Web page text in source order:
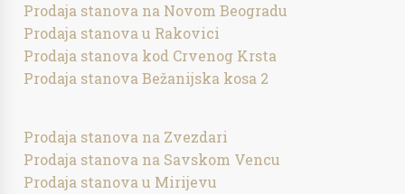
Prodaja stanova na Novom Beogradu
Prodaja stanova u Rakovici
Prodaja stanova kod Crvenog Krsta
Prodaja stanova Bežanijska kosa 2
Prodaja stanova na Zvezdari
Prodaja stanova na Savskom Vencu
Prodaja stanova u Mirijevu